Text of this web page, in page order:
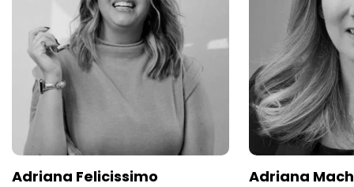
Adriana Felicissimo Adriana